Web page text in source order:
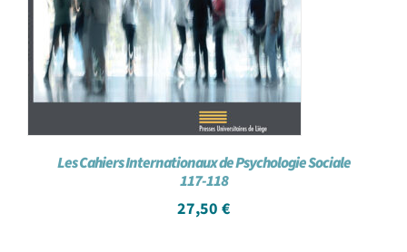
Les Cahiers Internationaux de Psychologie Sociale
117-118
27,50 €